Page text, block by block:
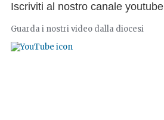
Iscriviti al nostro canale youtube
Guarda i nostri video dalla diocesi